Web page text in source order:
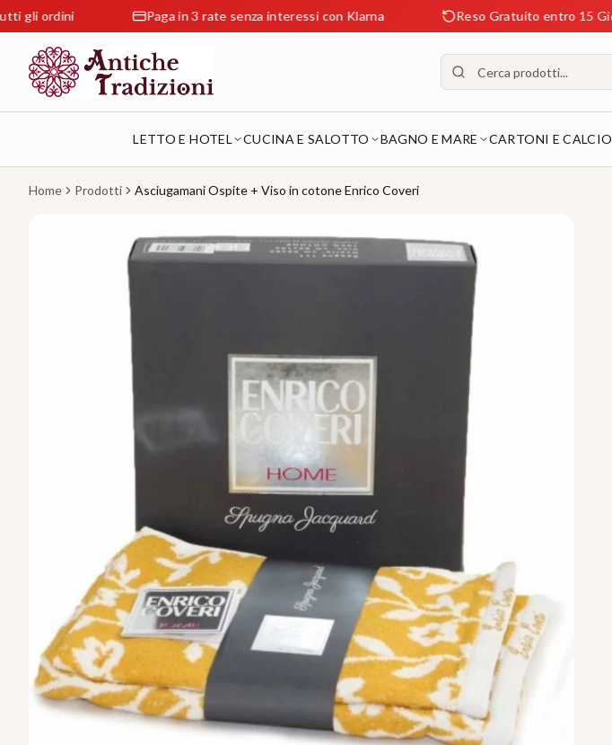
Paga in 3 rate senza interessi con Klarna Reso Gratuito entro 15 Giorni
LETTO E HOTEL CUCINA E SALOTTO BAGNO E MARE CARTONI E CALCIO
Home Prodotti Asciugamani Ospite + Viso in cotone Enrico Coveri